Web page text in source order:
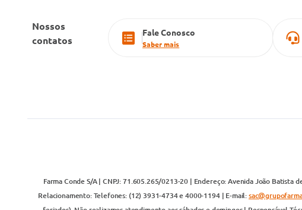
Nossos
contatos
Fale Conosco
Saber mais
Farma Conde S/A | CNPJ: 71.605.265/0213-20 | Endereço: Avenida João Batista
Relacionamento: Telefones: (12) 3931-4734 e 4000-1194 | E-mail: